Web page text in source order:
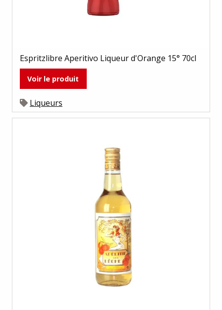
Espritzlibre Aperitivo Liqueur d'Orange 15° 70cl
Voir le produit
Liqueurs